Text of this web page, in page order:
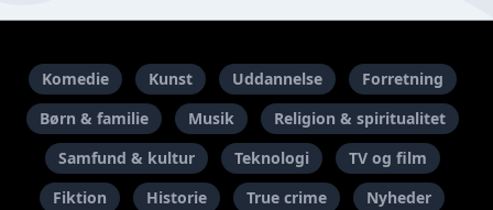
Komedie Kunst Uddannelse
Forretning
Børn & familie
Musik
Religion & spiritualitet
Samfund & kultur
Teknologi
TV og film
Fiktion
Historie True crime Nyheder